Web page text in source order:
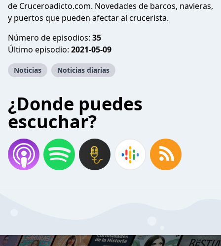
de Cruceroadicto.com. Novedades de barcos, navieras,
y puertos que pueden afectar al crucerista.
Número de episodios: 35
Último episodio: 2021-05-09
Noticias Noticias diarias
¿Donde puedes
escuchar?